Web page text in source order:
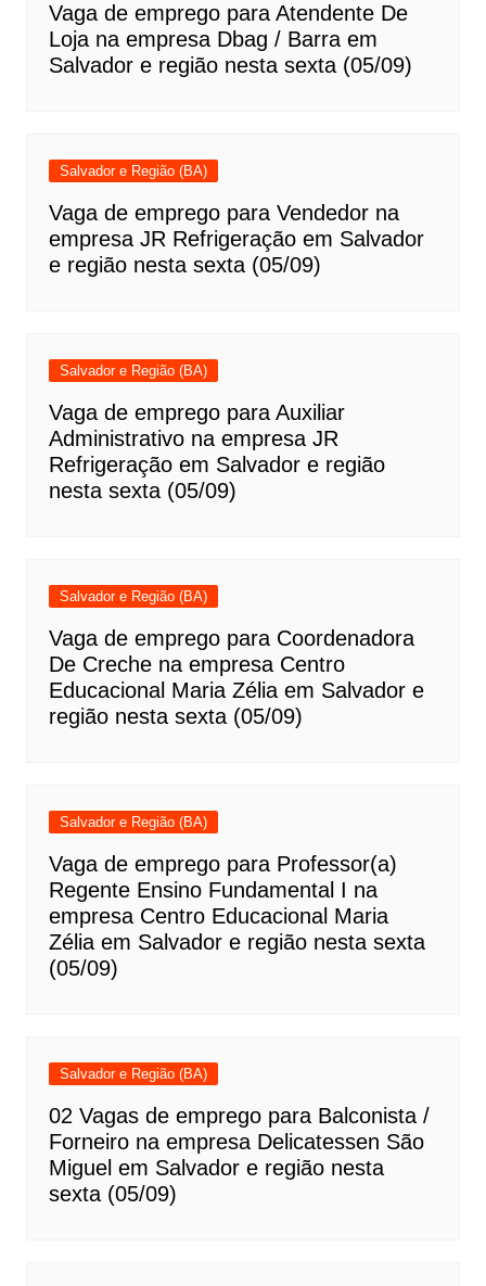
Vaga de emprego para Atendente De
Loja na empresa Dbag / Barra em
Salvador e região nesta sexta (05/09)
Salvador e Região (BA)
Vaga de emprego para Vendedor na
empresa JR Refrigeração em Salvador
e região nesta sexta (05/09)
Salvador e Região (BA)
Vaga de emprego para Auxiliar
Administrativo na empresa JR
Refrigeração em Salvador e região
nesta sexta (05/09)
Salvador e Região (BA)
Vaga de emprego para Coordenadora
De Creche na empresa Centro
Educacional Maria Zélia em Salvador e
região nesta sexta (05/09)
Salvador e Região (BA)
Vaga de emprego para Professor(a)
Regente Ensino Fundamental I na
empresa Centro Educacional Maria
Zélia em Salvador e região nesta sexta
(05/09)
Salvador e Região (BA)
02 Vagas de emprego para Balconista /
Forneiro na empresa Delicatessen São
Miguel em Salvador e região nesta
sexta (05/09)